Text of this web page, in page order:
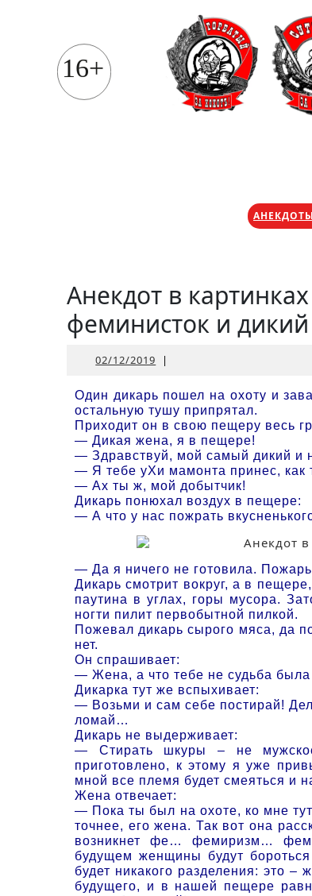
содержимому
16+
Анекдот в
феминисток и дикий
02/12/2019 02/12/2019
|
Один дикарь пошел на охоту и
остальную тушу припрятал.
Приходит он в свою пещеру весь
— Дикая жена, я в пещере!
— Здравствуй, мой самый дикий и
— Я тебе уХи мамонта принес, как
— Ах ты ж, мой добытчик!
Дикарь понюхал воздух в пещере:
— А что у нас пожрать
— Да я ничего не готовила.
Дикарь смотрит вокруг, а в
паутина в углах, горы мусора.
ногти пилит первобытной пилкой.
Пожевал дикарь сырого мяса, да
нет.
Он спрашивает:
— Жена, а что тебе не судьба была
Дикарка тут же вспыхивает:
— Возьми и сам себе постирай!
ломай…
Дикарь не выдерживает:
— Стирать шкуры – не
приготовлено, к этому я уже
мной все племя будет смеяться и
Жена отвечает:
— Пока ты был на охоте, ко мне
точнее, его жена. Так вот она
возникнет фе… фемиризм…
будущем женщины будут
будет никакого разделения: это
будущего, и в нашей пещере